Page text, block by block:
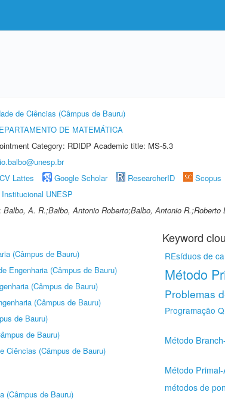
de Ciências (Câmpus de Bauru)
DE MATEMÁTICA
Category: RDIDP Academic title: MS-5.3
CV Lattes Google Scholar ResearcherID Scopus
UNESP
Balbo, A. R.;Balbo, Antonio Roberto;Balbo, Antonio
(Câmpus de Bauru)
Engenharia (Câmpus de Bauru)
(Câmpus de Bauru)
(Câmpus de Bauru)
de Bauru)
de Bauru)
Ciências (Câmpus de Bauru)
(Câmpus de Bauru)
Keyword
REsíduos de
Método
Problemas
Programação
Método
Método
métodos de